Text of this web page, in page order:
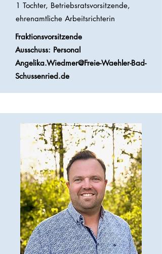
1 Tochter, Betriebsratsvorsitzende,
ehrenamtliche Arbeitsrichterin
Fraktionsvorsitzende
Ausschuss: Personal
Angelika.Wiedmer@Freie-Waehler-Bad-
Schussenried.de